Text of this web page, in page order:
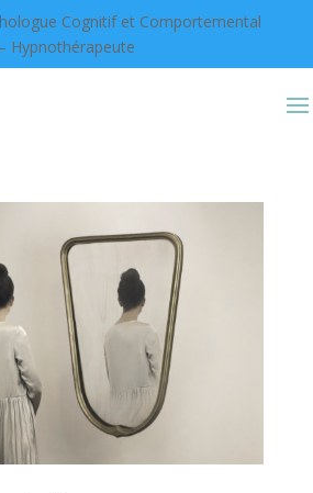
Cognitif et Comportemental
– Hypnothérapeute